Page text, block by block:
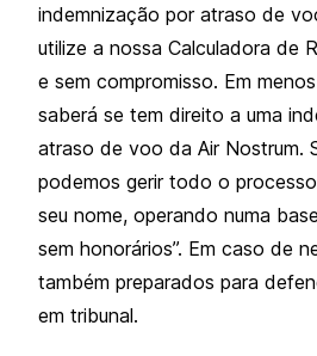
indemnização por atraso de
utilize a nossa Calculadora de
e sem compromisso. Em
saberá se tem direito a uma
atraso de voo da Air Nostrum.
podemos gerir todo o
seu nome, operando numa
sem honorários”. Em caso de
também preparados para
em tribunal.